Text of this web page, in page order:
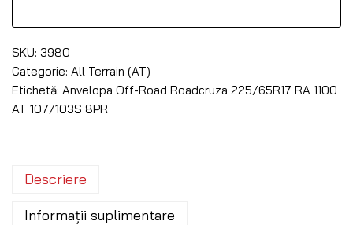
SKU: 3980
Categorie: All Terrain (AT)
Etichetă: Anvelopa Off-Road Roadcruza 225/65R17 RA 1100
AT 107/103S 8PR
Descriere
Informații suplimentare